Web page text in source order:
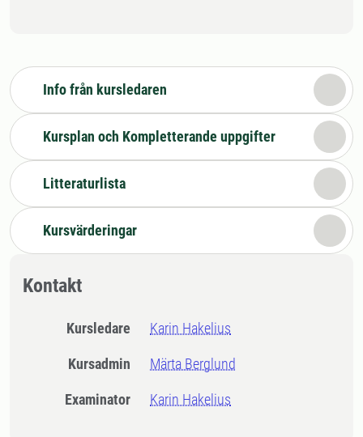
Info från kursledaren
Kursplan och Kompletterande uppgifter
Litteraturlista
Kursvärderingar
Kontakt
Kursledare Karin Hakelius
Kursadmin Märta Berglund
Examinator Karin Hakelius